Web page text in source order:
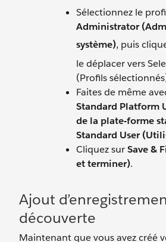
Sélectionnez le
Administrator
système), puis
le déplacer vers
(Profils
Faites de même
Standard Platform
de la plate-forme
Standard User
Cliquez surSave &
et terminer).
Ajout
découverte
Maintenant que vous avez créé